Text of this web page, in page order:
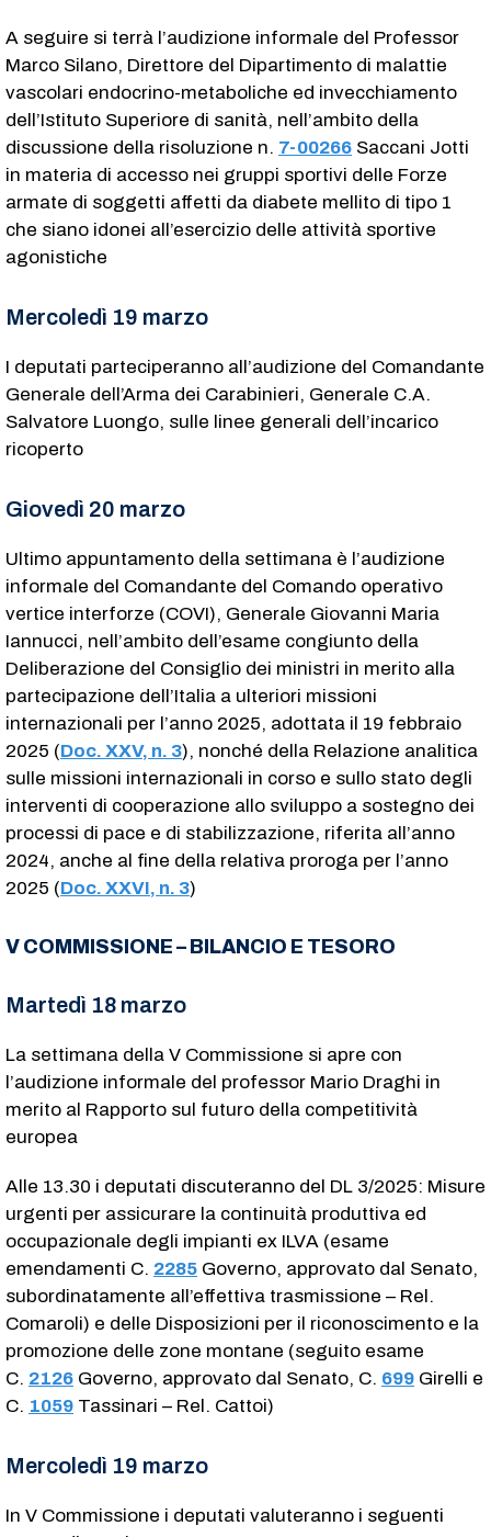
A seguire si terrà l’audizione informale del Professor
Marco Silano, Direttore del Dipartimento di malattie
vascolari endocrino-metaboliche ed invecchiamento
dell’Istituto Superiore di sanità, nell’ambito della
discussione della risoluzione n. 7-00266 Saccani Jotti
in materia di accesso nei gruppi sportivi delle Forze
armate di soggetti affetti da diabete mellito di tipo 1
che siano idonei all’esercizio delle attività sportive
agonistiche
Mercoledì 19 marzo
I deputati parteciperanno all’audizione del Comandante
Generale dell’Arma dei Carabinieri, Generale C.A.
Salvatore Luongo, sulle linee generali dell’incarico
ricoperto
Giovedì 20 marzo
Ultimo appuntamento della settimana è l’audizione
informale del Comandante del Comando operativo
vertice interforze (COVI), Generale Giovanni Maria
Iannucci, nell’ambito dell’esame congiunto della
Deliberazione del Consiglio dei ministri in merito alla
partecipazione dell’Italia a ulteriori missioni
internazionali per l’anno 2025, adottata il 19 febbraio
2025 (Doc. XXV, n. 3), nonché della Relazione analitica
sulle missioni internazionali in corso e sullo stato degli
interventi di cooperazione allo sviluppo a sostegno dei
processi di pace e di stabilizzazione, riferita all’anno
2024, anche al fine della relativa proroga per l’anno
2025 (Doc. XXVI, n. 3)
V COMMISSIONE – BILANCIO E TESORO
Martedì 18 marzo
La settimana della V Commissione si apre con
l’audizione informale del professor Mario Draghi in
merito al Rapporto sul futuro della competitività
europea
Alle 13.30 i deputati discuteranno del DL 3/2025: Misure
urgenti per assicurare la continuità produttiva ed
occupazionale degli impianti ex ILVA (esame
emendamenti C. 2285 ​ Governo, approvato dal Senato,
subordinatamente all’effettiva trasmissione – Rel.
Comaroli) e delle Disposizioni per il riconoscimento e la
promozione delle zone montane (seguito esame
C. 2126 ​ Governo, approvato dal Senato, C. 699 ​ Girelli e
C. 1059 ​ Tassinari – Rel. Cattoi)
Mercoledì 19 marzo
In V Commissione i deputati valuteranno i seguenti